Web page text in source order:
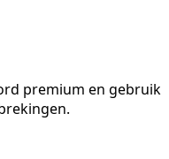
premium en gebruik